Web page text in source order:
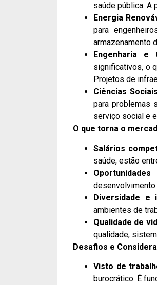
saúde pública. A
Energia
para
armazenamento
Engenharia e
significativos, o
Projetos de
Ciências
para problemas
serviço social e
O que torna o
Salários
saúde, estão
Diversidade e
ambientes de
Qualidade de
qualidade,
Desafios e
Visto de
burocrático. É